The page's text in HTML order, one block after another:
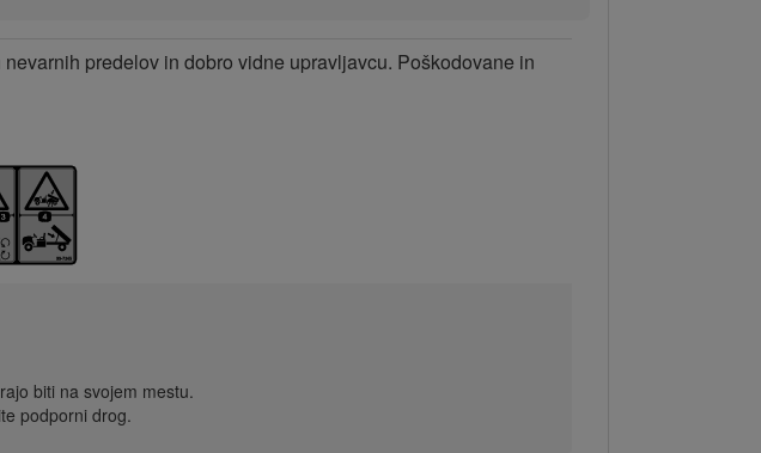
predelov in dobro vidne upravljavcu. Poškodovane in
biti na svojem mestu.
podporni drog.